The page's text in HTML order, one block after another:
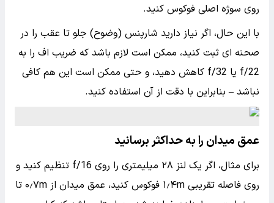
روی سوژه اصلی فوکوس کنید.
با این حال، اگر نیاز دارید شارپنس (وضوح) جلو تا عقب را در
صحنه ای ثبت کنید، ممکن است لازم باشد که ضریب اف را به
f/22 یا f/32 کاهش دهید، و حتی ممکن است این هم کافی
نباشد – بنابراین با دقت از آن استفاده کنید.
عمق میدان را به حداکثر برسانید
برای مثال، اگر یک لنز ۲۸ میلیمتری را روی f/16 تنظیم کنید و
روی فاصله تقریبی ۱٫۴m فوکوس کنید، عمق میدان از ۰٫۷m تا